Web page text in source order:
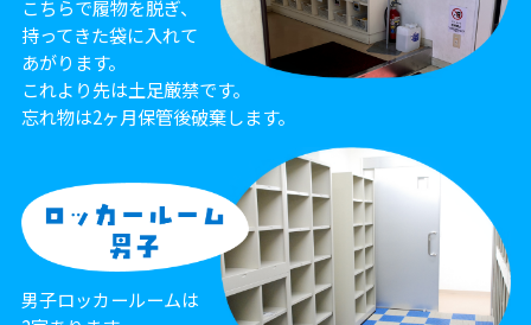
こちらで履物を脱ぎ、
持ってきた袋に入れて
あがります。
これより先は土足厳禁です。
忘れ物は2ヶ月保管後破棄します。
男子ロッカールームは